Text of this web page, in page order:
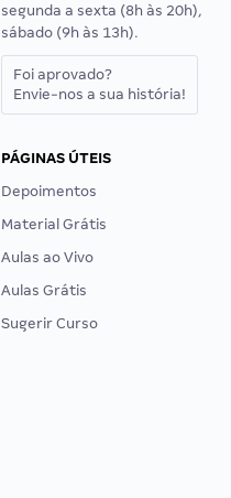
segunda a sexta (8h às 20h),
sábado (9h às 13h).
Foi aprovado?
Envie-nos a sua história!
PÁGINAS ÚTEIS
Depoimentos
Material Grátis
Aulas ao Vivo
Aulas Grátis
Sugerir Curso